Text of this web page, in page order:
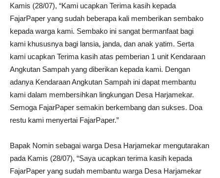
Kamis (28/07), “Kami ucapkan Terima kasih kepada
FajarPaper yang sudah beberapa kali memberikan sembako
kepada warga kami. Sembako ini sangat bermanfaat bagi
kami khususnya bagi lansia, janda, dan anak yatim. Serta
kami ucapkan Terima kasih atas pemberian 1 unit Kendaraan
Angkutan Sampah yang diberikan kepada kami. Dengan
adanya Kendaraan Angkutan Sampah ini dapat membantu
kami dalam membersihkan lingkungan Desa Harjamekar.
Semoga FajarPaper semakin berkembang dan sukses. Doa
restu kami menyertai FajarPaper.”
Bapak Nomin sebagai warga Desa Harjamekar mengutarakan
pada Kamis (28/07), “Saya ucapkan terima kasih kepada
FajarPaper yang sudah membantu warga Desa Harjamekar